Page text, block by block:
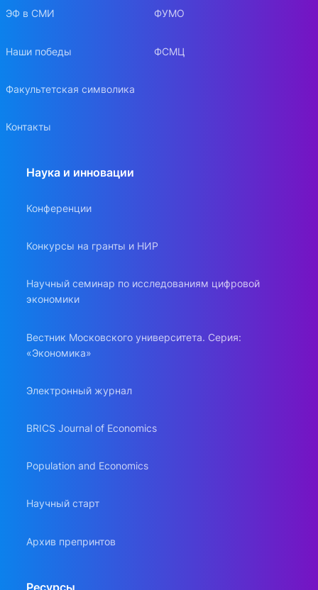
ЭФ в СМИ
Наши победы
Факультетская символика
Контакты
ФУМО
ФСМЦ
Наука и инновации
Конференции
Конкурсы на гранты и НИР
Научный семинар по исследованиям цифровой
экономики
Вестник Московского университета. Серия:
«Экономика»
Электронный журнал
BRICS Journal of Economics
Population and Economics
Научный старт
Архив препринтов
Ресурсы